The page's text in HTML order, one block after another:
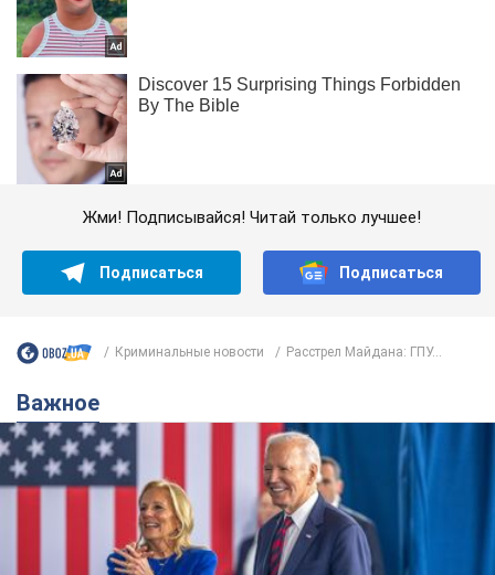
Жми! Подписывайся! Читай только лучшее!
Подписаться Подписаться
Криминальные новости Расстрел Майдана: ГПУ...
Важное